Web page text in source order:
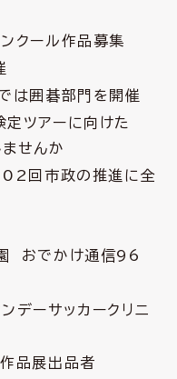
クール作品募集
囲碁部門を開催
定ツアーに向けた
せんか
回市政の推進に全
おでかけ通信96
デーサッカークリニ
品展出品者